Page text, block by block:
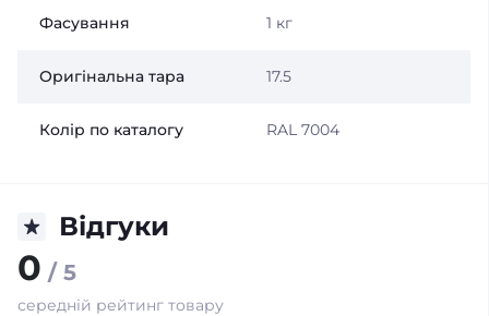
Фасування 1 кг
Оригінальна тара 17.5
Колір по каталогу RAL 7004
Відгуки
0 / 5
середній рейтинг товару